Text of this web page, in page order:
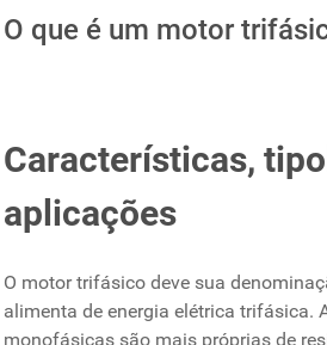
O que é um motor
Características,
aplicações
O motor trifásico deve sua
alimenta de energia elétrica trifásica.
monofásicas são mais próprias de